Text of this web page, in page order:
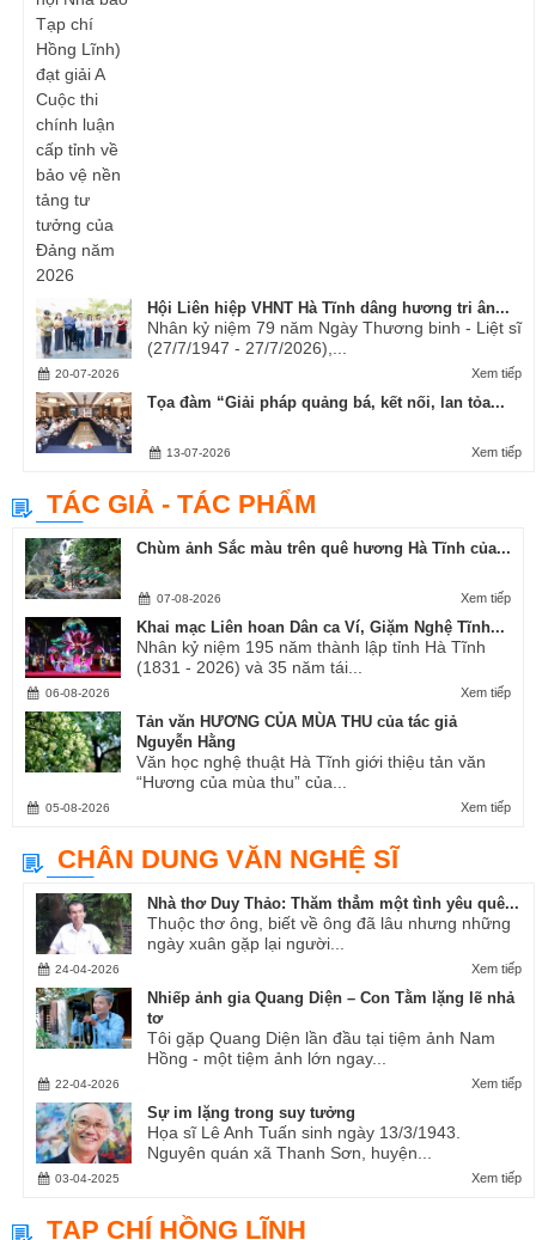
Hội Liên hiệp VHNT Hà Tĩnh dâng hương tri ân...
Nhân kỷ niệm 79 năm Ngày Thương binh - Liệt sĩ
(27/7/1947 - 27/7/2026),...
Xem tiếp
20-07-2026
Tọa đàm “Giải pháp quảng bá, kết nối, lan tỏa...
Xem tiếp
13-07-2026
TÁC GIẢ - TÁC PHẨM
Chùm ảnh Sắc màu trên quê hương Hà Tĩnh của...
Xem tiếp
07-08-2026
Khai mạc Liên hoan Dân ca Ví, Giặm Nghệ Tĩnh...
Nhân kỷ niệm 195 năm thành lập tỉnh Hà Tĩnh
(1831 - 2026) và 35 năm tái...
Xem tiếp
06-08-2026
Tản văn HƯƠNG CỦA MÙA THU của tác giả
Nguyễn Hằng
Văn học nghệ thuật Hà Tĩnh giới thiệu tản văn
“Hương của mùa thu” của...
Xem tiếp
05-08-2026
CHÂN DUNG VĂN NGHỆ SĨ
Nhà thơ Duy Thảo: Thăm thẳm một tình yêu quê...
Thuộc thơ ông, biết về ông đã lâu nhưng những
ngày xuân gặp lại người...
Xem tiếp
24-04-2026
Nhiếp ảnh gia Quang Diện – Con Tằm lặng lẽ nhả
tơ
Tôi gặp Quang Diện lần đầu tại tiệm ảnh Nam
Hồng - một tiệm ảnh lớn ngay...
Xem tiếp
22-04-2026
Sự im lặng trong suy tưởng
Họa sĩ Lê Anh Tuấn sinh ngày 13/3/1943.
Nguyên quán xã Thanh Sơn, huyện...
Xem tiếp
03-04-2025
TẠP CHÍ HỒNG LĨNH